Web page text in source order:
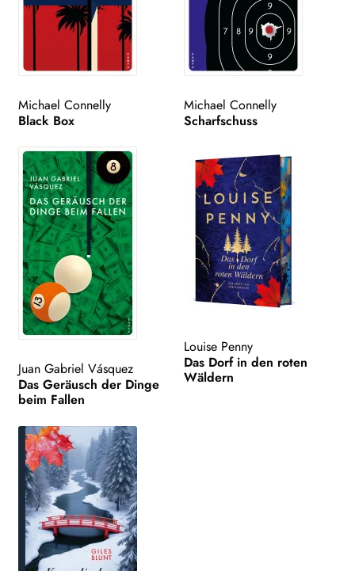
Michael Connelly
Black Box
Michael Connelly
Scharfschuss
Juan Gabriel Vásquez
Das Geräusch der Dinge
beim Fallen
Louise Penny
Das Dorf in den roten
Wäldern